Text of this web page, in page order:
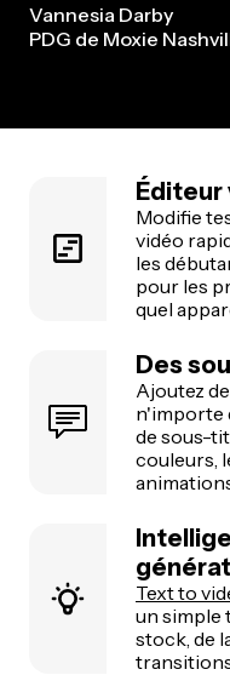
Vannesia Darby
PDG de Moxie
Éditeur
Modifie
vidéo
les
pour les
quel
Des
Ajoutez
n'importe
de sous-
couleurs,
Text to
un simple
stock, de